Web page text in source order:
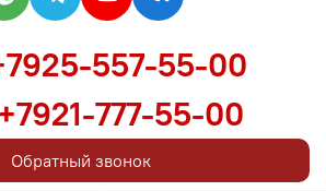
557-55-00
777-55-00
Обратный звонок